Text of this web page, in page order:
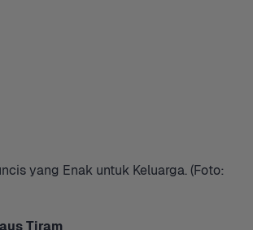
yang Enak untuk Keluarga. (Foto:
Tiram